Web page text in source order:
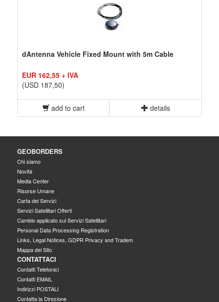
dAntenna Vehicle Fixed Mount with 5m Cable
EUR 162,55 + IVA
(USD 187,50)
add to cart details
GEOBORDERS
Chi siamo
Novità
Media Center
Risorse Umane
Carta dei Servizi
Servizi Satellitari Offerti
Cambio applicato sui Servizi Satellitari
Personal Data Processing Registration
Links, Legal Notices, GDPR Privacy and Tradem
Mappa del Sito
CONTATTACI
Contatti Telefonici
Contatti EMAIL
Indirizzi POSTALI
Contatta la Direzione